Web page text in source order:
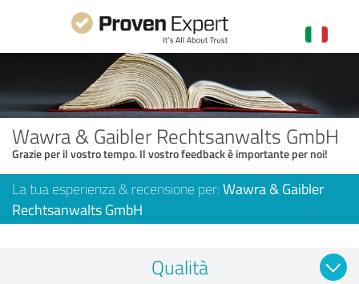
Wawra & Gaibler Rechtsanwalts GmbH
Grazie per il vostro tempo. Il vostro feedback è importante per noi!
La tua esperienza & recensione per: Wawra & Gaibler
Rechtsanwalts GmbH
Qualità